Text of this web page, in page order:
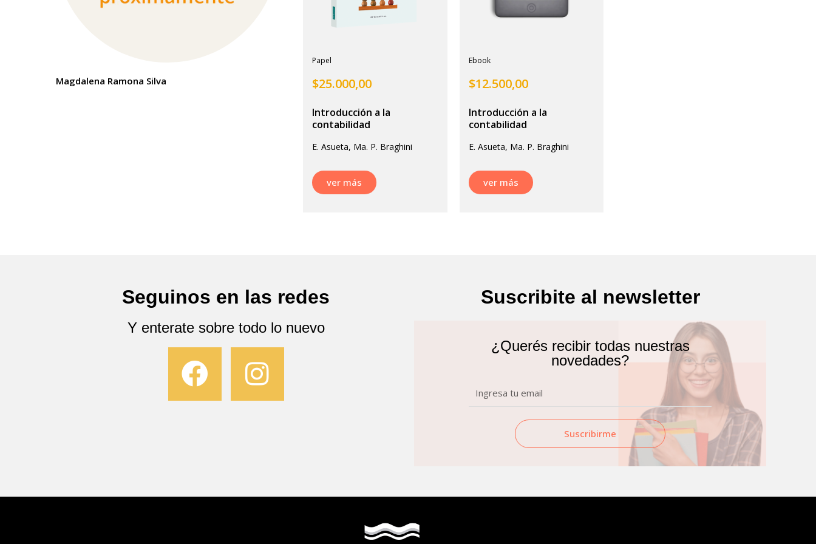
Magdalena Ramona Silva
Papel
$25.000,00
Introducción a la
contabilidad
E. Asueta, Ma. P. Braghini
ver más
Ebook
$12.500,00
Introducción a la
contabilidad
E. Asueta, Ma. P. Braghini
ver más
Seguinos en las redes
Y enterate sobre todo lo nuevo
F
a
c
o
I
n
s
g
Suscribite al newsletter
¿Querés recibir todas nuestras
novedades?
Suscribirme